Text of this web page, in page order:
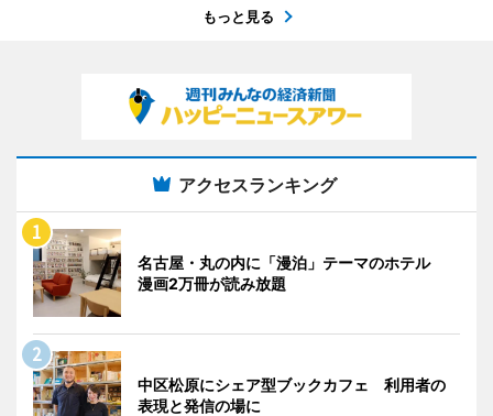
もっと見る
アクセスランキング
名古屋・丸の内に「漫泊」テーマのホテル
漫画2万冊が読み放題
中区松原にシェア型ブックカフェ 利用者の
表現と発信の場に